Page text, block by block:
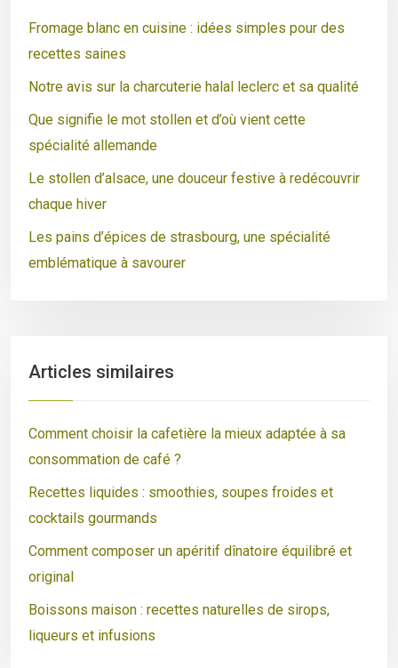
Fromage blanc en cuisine : idées simples pour des
recettes saines
Notre avis sur la charcuterie halal leclerc et sa qualité
Que signifie le mot stollen et d’où vient cette
spécialité allemande
Le stollen d’alsace, une douceur festive à redécouvrir
chaque hiver
Les pains d’épices de strasbourg, une spécialité
emblématique à savourer
Articles similaires
Comment choisir la cafetière la mieux adaptée à sa
consommation de café ?
Recettes liquides : smoothies, soupes froides et
cocktails gourmands
Comment composer un apéritif dînatoire équilibré et
original
Boissons maison : recettes naturelles de sirops,
liqueurs et infusions